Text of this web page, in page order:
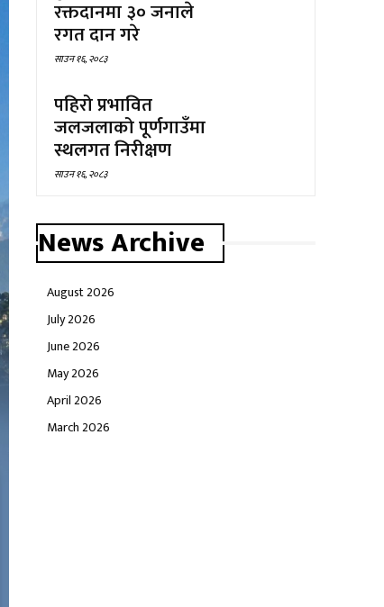
रक्तदानमा ३० जनाले
रगत दान गरे
साउन १६, २०८३
पहिरो प्रभावित
जलजलाको पूर्णगाउँमा
स्थलगत निरीक्षण
साउन १६, २०८३
News Archive
August 2026
July 2026
June 2026
May 2026
April 2026
March 2026